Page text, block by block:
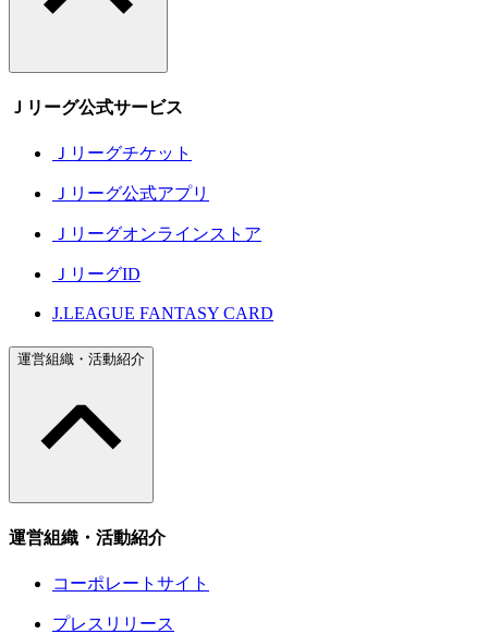
Ｊリーグ公式サービス
Ｊリーグチケット
Ｊリーグ公式アプリ
Ｊリーグオンラインストア
ＪリーグID
J.LEAGUE FANTASY CARD
運営組織・活動紹介
運営組織・活動紹介
コーポレートサイト
プレスリリース